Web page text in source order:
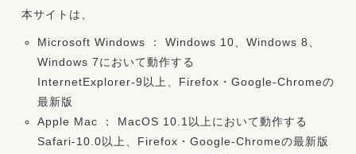
本サイトは、
Microsoft Windows ： Windows 10、Windows 8、
Windows 7において動作する
InternetExplorer-9以上、Firefox・Google-Chromeの
最新版
Apple Mac ： MacOS 10.1以上において動作する
Safari-10.0以上、Firefox・Google-Chromeの最新版